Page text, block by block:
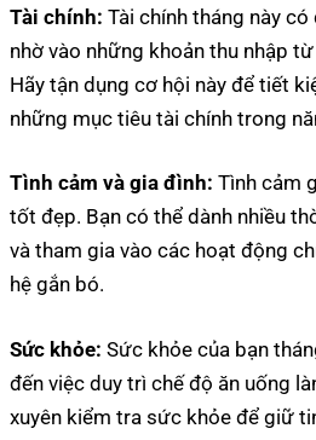
Tài chính: Tài chính tháng này
nhờ vào những khoản thu nhập
Hãy tận dụng cơ hội này để tiết
những mục tiêu tài chính trong
Tình cảm và gia đình: Tình cảm
tốt đẹp. Bạn có thể dành nhiều
và tham gia vào các hoạt động
hệ gắn bó.
Sức khỏe: Sức khỏe của bạn
đến việc duy trì chế độ ăn uống
xuyên kiểm tra sức khỏe để giữ